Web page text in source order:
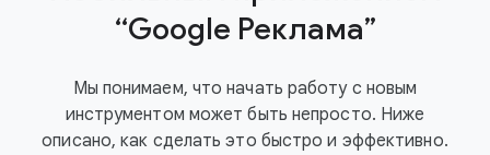
“Google Реклама”
Мы понимаем, что начать работу с новым
инструментом может быть непросто. Ниже
описано, как сделать это быстро и эффективно.